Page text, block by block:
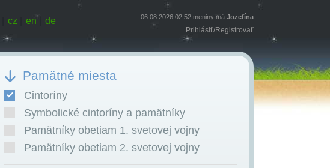
cz en de 06.08.2026 02:52 meniny má Jozefína
Prihlásiť/Registrovať
Pamätné miesta
Cintoríny
Symbolické cintoríny a pamätníky
Pamätníky obetiam 1. svetovej vojny
Pamätníky obetiam 2. svetovej vojny